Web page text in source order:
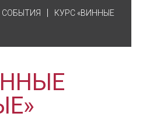
СОБЫТИЯ
КУРС «ВИННЫЕ